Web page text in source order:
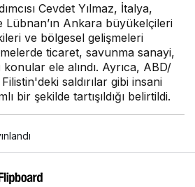
Cevdet Yılmaz, İtalya,
Ankara büyükelçileri
ve bölgesel gelişmeleri
ticaret, savunma sanayi,
ele alındı. Ayrıca, ABD/
saldırılar gibi insani
bir şekilde tartışıldığı belirtildi.